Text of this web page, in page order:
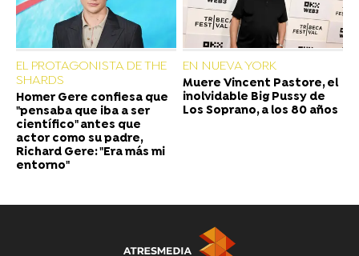
EL PROTAGONISTA DE THE
SHARDS
Homer Gere confiesa que
"pensaba que iba a ser
científico" antes que
actor como su padre,
Richard Gere: "Era más mi
entorno"
EN NUEVA YORK
Muere Vincent Pastore, el
inolvidable Big Pussy de
Los Soprano, a los 80 años